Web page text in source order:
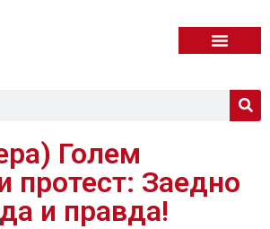
Голем
протест: Заедно
и правда!